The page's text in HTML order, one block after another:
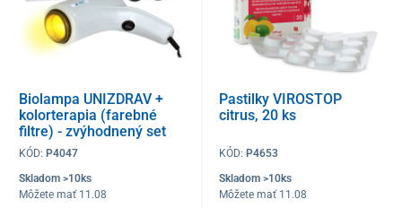
Biolampa UNIZDRAV +
kolorterapia (farebné
filtre) - zvýhodnený set
KÓD: P4047
Skladom >10ks
Môžete mať 11.08
Pastilky VIROSTOP
citrus, 20 ks
KÓD:P4653
Skladom >10ks
Môžete mať 11.08